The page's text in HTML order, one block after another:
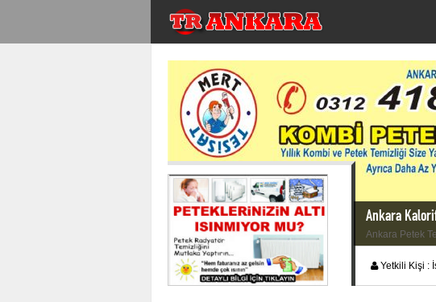
Ankara
Ankara Petek
Yetkili Kişi :